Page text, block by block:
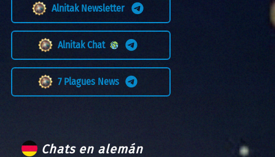
Alnitak Newsletter
Alnitak Chat
7 Plagues News
Chats en alemán